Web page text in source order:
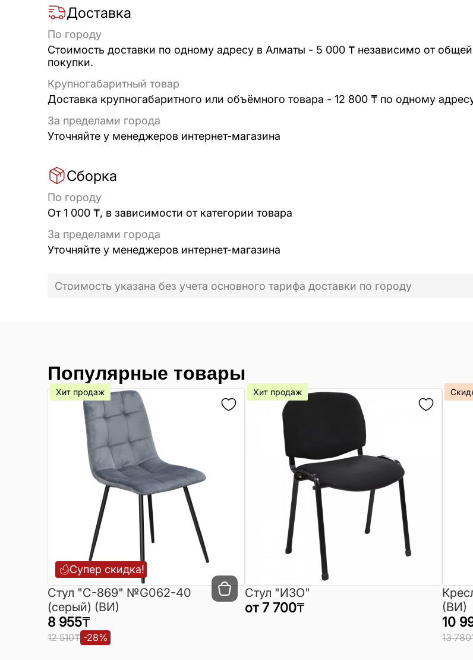
Доставка
По городу
Стоимость доставки по одному адресу в Алматы - 5 000 ₸ независимо от
покупки.
Крупногабаритный товар
Доставка крупногабаритного или объёмного товара - 12 800 ₸ по одному
За пределами города
Уточняйте у менеджеров интернет-магазина
Сборка
По городу
От 1 000 ₸, в зависимости от категории товара
За пределами города
Уточняйте у менеджеров интернет-магазина
Стоимость указана без учета основного тарифа доставки по городу
Популярные товары
Супер скидка!
Хит продаж
Cтул "C-869" №G062-40
(серый) (ВИ)
8 955₸
12 510₸ -28%
Хит продаж
Стул "ИЗО"
от 7 700₸
(ВИ)
10
13 780